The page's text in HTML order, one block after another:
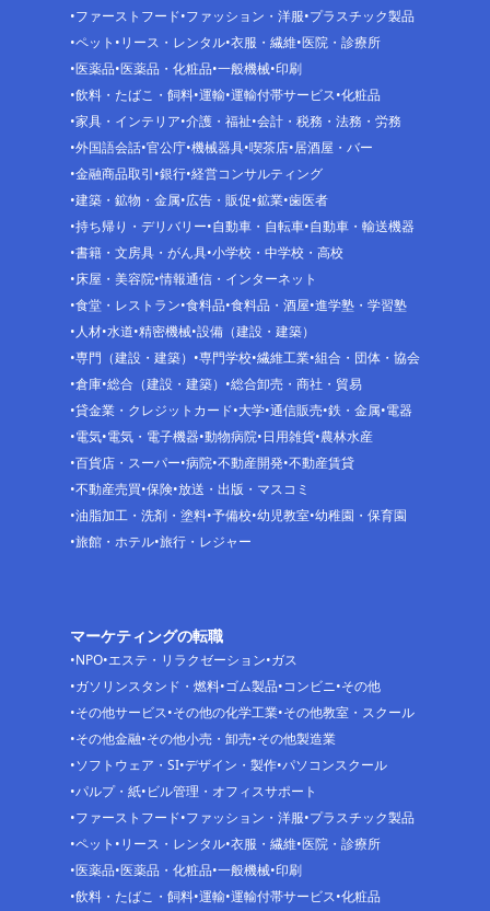
ファーストフード ファッション・洋服 プラスチック製品
ペット リース・レンタル 衣服・繊維 医院・診療所
医薬品 医薬品・化粧品 一般機械 印刷
飲料・たばこ・飼料 運輸 運輸付帯サービス 化粧品
家具・インテリア 介護・福祉 会計・税務・法務・労務
外国語会話 官公庁 機械器具 喫茶店 居酒屋・バー
金融商品取引 銀行 経営コンサルティング
建築・鉱物・金属 広告・販促 鉱業 歯医者
持ち帰り・デリバリー 自動車・自転車 自動車・輸送機器
書籍・文房具・がん具 小学校・中学校・高校
床屋・美容院 情報通信・インターネット
食堂・レストラン 食料品 食料品・酒屋 進学塾・学習塾
人材 水道 精密機械 設備（建設・建築）
専門（建設・建築）
専門学校 繊維工業 組合・団体・協会
倉庫 総合（建設・建築）
総合卸売・商社・貿易
貸金業・クレジットカード 大学 通信販売 鉄・金属 電器
電気 電気・電子機器 動物病院 日用雑貨 農林水産
百貨店・スーパー 病院 不動産開発 不動産賃貸
不動産売買 保険 放送・出版・マスコミ
油脂加工・洗剤・塗料 予備校 幼児教室 幼稚園・保育園
旅館・ホテル 旅行・レジャー
マーケティングの転職
NPO エステ・リラクゼーション ガス
ガソリンスタンド・燃料 ゴム製品 コンビニ その他
その他サービス その他の化学工業 その他教室・スクール
その他金融 その他小売・卸売 その他製造業
ソフトウェア・SI デザイン・製作 パソコンスクール
パルプ・紙 ビル管理・オフィスサポート
ファーストフード ファッション・洋服 プラスチック製品
ペット リース・レンタル 衣服・繊維 医院・診療所
医薬品 医薬品・化粧品 一般機械 印刷
飲料・たばこ・飼料 運輸 運輸付帯サービス 化粧品